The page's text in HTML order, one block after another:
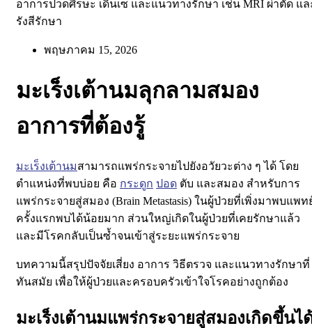
พฤษภาคม 15, 2026
มะเร็งเต้านมลุกลามสมอง
อาการที่ต้องรู้
มะเร็งเต้านมสามารถแพร่กระจายไปยังอวัยวะต่าง ๆ ได้ โดย
ตำแหน่งที่พบบ่อย คือ กระดูก ปอด ตับ และสมอง สำหรับการ
แพร่กระจายสู่สมอง (Brain Metastasis) ในผู้ป่วยที่เพิ่งมาพบแพท
ครั้งแรกพบได้น้อยมาก ส่วนใหญ่เกิดในผู้ป่วยที่เคยรักษาแล้ว
และมีโรคกลับเป็นซ้ำจนเข้าสู่ระยะแพร่กระจาย
บทความนี้สรุปปัจจัยเสี่ยง อาการ วิธีตรวจ และแนวทางรักษาที่
ทันสมัย เพื่อให้ผู้ป่วยและครอบครัวเข้าใจโรคอย่างถูกต้อง
มะเร็งเต้านมแพร่กระจายสู่สมองเกิดขึ้นไ